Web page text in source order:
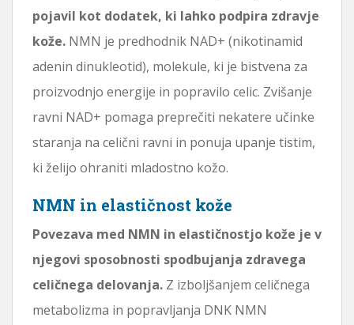
pojavil kot dodatek, ki lahko podpira zdravje
kože. NMN je predhodnik NAD+ (nikotinamid
adenin dinukleotid), molekule, ki je bistvena za
proizvodnjo energije in popravilo celic. Zvišanje
ravni NAD+ pomaga preprečiti nekatere učinke
staranja na celični ravni in ponuja upanje tistim,
ki želijo ohraniti mladostno kožo.
NMN in elastičnost kože
Povezava med NMN in elastičnostjo kože je v
njegovi sposobnosti spodbujanja zdravega
celičnega delovanja. Z izboljšanjem celičnega
metabolizma in popravljanja DNK NMN